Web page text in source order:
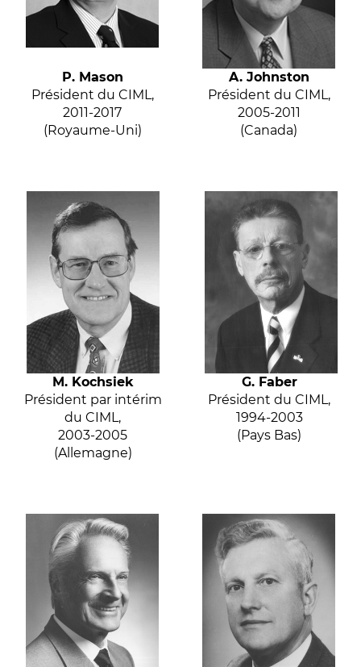
P. Mason
Président du CIML,
2011-2017
(Royaume-Uni)
A. Johnston
Président du CIML,
2005-2011
(Canada)
M. Kochsiek
Président par intérim
du CIML,
2003-2005
(Allemagne)
G. Faber
Président du CIML,
1994-2003
(Pays Bas)